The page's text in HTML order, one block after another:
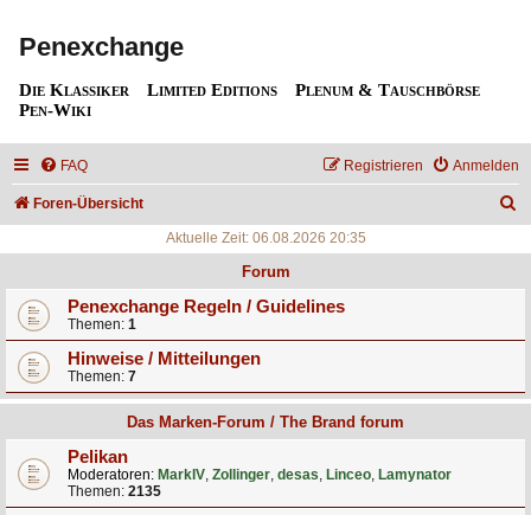
Penexchange
Die Klassiker Limited Editions
Plenum & Tauschbörse
Pen-Wiki
FAQ Anmelden
Registrieren
Foren-Übersicht
Aktuelle Zeit: 06.08.2026 20:35
Forum
Penexchange Regeln / Guidelines
Themen: 1
Hinweise / Mitteilungen
Themen: 7
Das Marken-Forum / The Brand forum
Pelikan
Moderatoren: MarkIV, Zollinger, desas, Linceo, Lamynator
Themen: 2135